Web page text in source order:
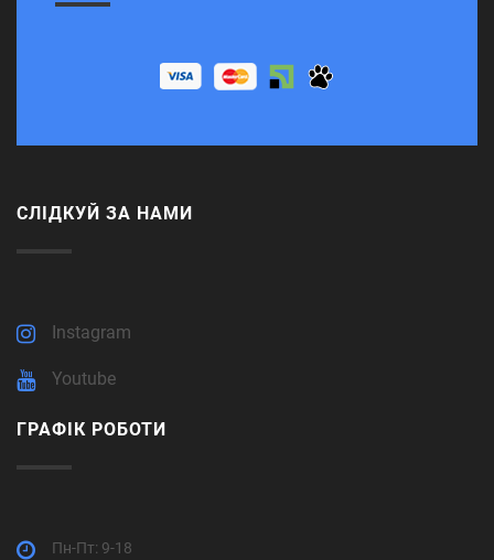
СЛІДКУЙ ЗА НАМИ
Instagram
Youtube
ГРАФІК РОБОТИ
Пн-Пт: 9-18